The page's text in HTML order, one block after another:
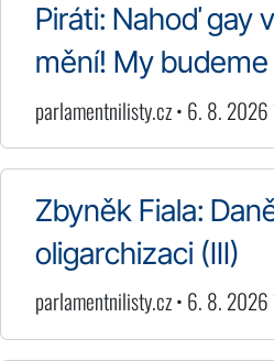
Piráti: Nahoď gay
mění! My
parlamentnilisty.cz • 6. 8.
Zbyněk Fiala:
oligarchizaci (III)
parlamentnilisty.cz • 6. 8.